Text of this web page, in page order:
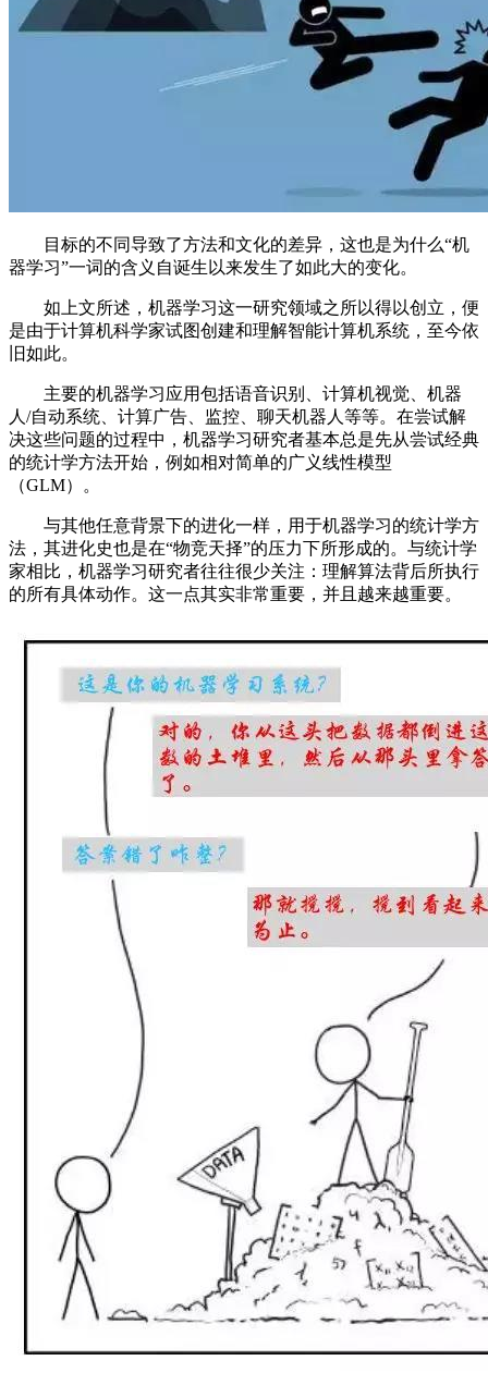
目标的不同导致了方法和文化的差异，这也是为什么“机
器学习”一词的含义自诞生以来发生了如此大的变化。
如上文所述，机器学习这一研究领域之所以得以创立，便
是由于计算机科学家试图创建和理解智能计算机系统，至今依
旧如此。
主要的机器学习应用包括语音识别、计算机视觉、机器
人/自动系统、计算广告、监控、聊天机器人等等。在尝试解
决这些问题的过程中，机器学习研究者基本总是先从尝试经典
的统计学方法开始，例如相对简单的广义线性模型
（GLM）。
与其他任意背景下的进化一样，用于机器学习的统计学方
法，其进化史也是在“物竞天择”的压力下所形成的。与统计学
家相比，机器学习研究者往往很少关注：理解算法背后所执行
的所有具体动作。这一点其实非常重要，并且越来越重要。